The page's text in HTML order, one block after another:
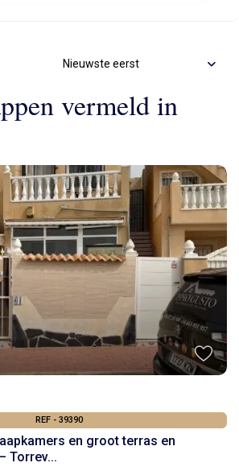
Nieuwste eerst
vermeld in
REF - 39390
en groot terras en
Torrev...